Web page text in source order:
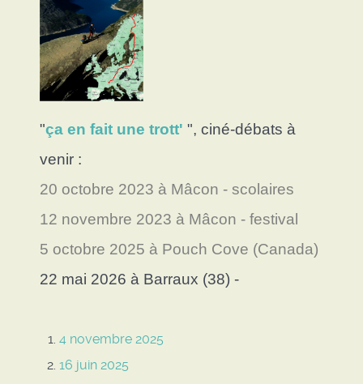
"ça en fait une trott' ", ciné-débats à
venir :
20 octobre 2023 à Mâcon - scolaires
12 novembre 2023 à Mâcon - festival
5 octobre 2025 à Pouch Cove (Canada)
22 mai 2026 à Barraux (38) -
4 novembre 2025
16 juin 2025